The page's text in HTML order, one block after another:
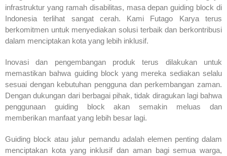
infrastruktur yang ramah disabilitas, masa depan guiding block di
Indonesia terlihat sangat cerah. Kami Futago Karya terus
berkomitmen untuk menyediakan solusi terbaik dan berkontribusi
dalam menciptakan kota yang lebih inklusif.
Inovasi dan pengembangan produk terus dilakukan untuk
memastikan bahwa guiding block yang mereka sediakan selalu
sesuai dengan kebutuhan pengguna dan perkembangan zaman.
Dengan dukungan dari berbagai pihak, tidak diragukan lagi bahwa
penggunaan guiding block akan semakin meluas dan
memberikan manfaat yang lebih besar lagi.
Guiding block atau jalur pemandu adalah elemen penting dalam
menciptakan kota yang inklusif dan aman bagi semua warga,